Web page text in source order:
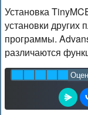
Установка
установки других
программы.
различаются